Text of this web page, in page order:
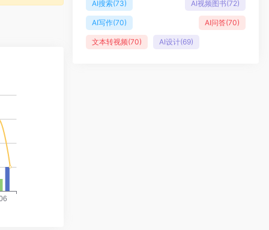
AI搜索(73) AI视频图书(72)
AI写作(70) AI问答(70)
文本转视频(70) AI设计(69)